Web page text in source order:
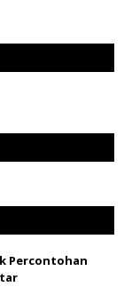
Percontohan